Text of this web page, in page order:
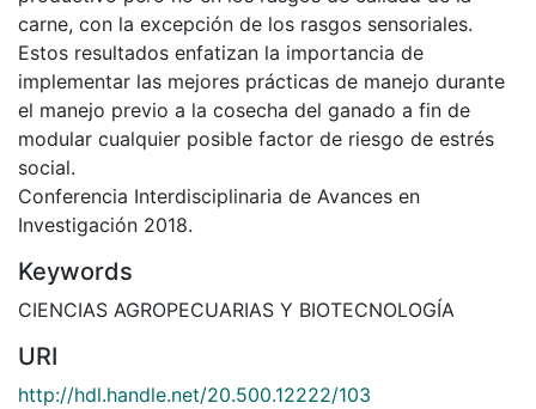
carne, con la excepción de los rasgos sensoriales.
Estos resultados enfatizan la importancia de
implementar las mejores prácticas de manejo durante
el manejo previo a la cosecha del ganado a fin de
modular cualquier posible factor de riesgo de estrés
social.
Conferencia Interdisciplinaria de Avances en
Investigación 2018.
Keywords
CIENCIAS AGROPECUARIAS Y BIOTECNOLOGÍA
URI
http://hdl.handle.net/20.500.12222/103